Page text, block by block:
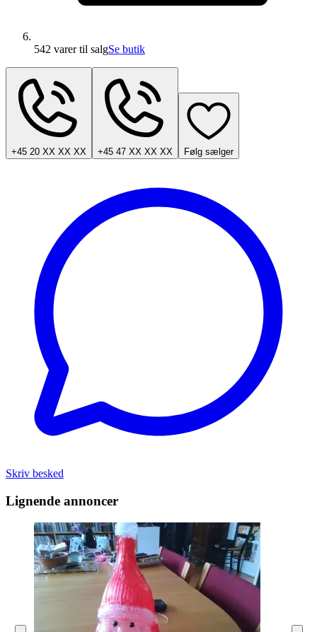
542 varertil salgSe butik
+45 20 XX XX XX +45 47 XX XX XX Følg sælger
Skriv besked
Lignende annoncer